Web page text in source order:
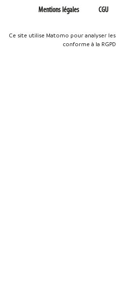
Mentions légales CGU
Ce site utilise Matomo pour analyser
conforme à la